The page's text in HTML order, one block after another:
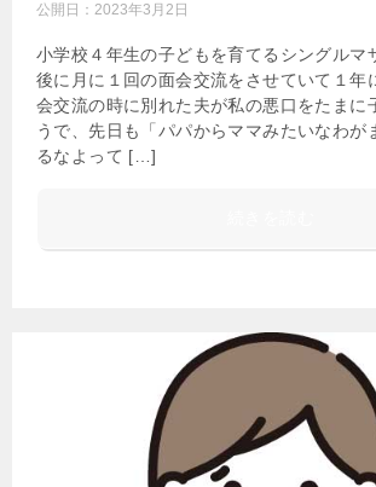
公開日： 2023年3月2日
小学校４年生の子どもを育てるシングルマ
後に月に１回の面会交流をさせていて１年
会交流の時に別れた夫が私の悪口をたまに
うで、先日も「パパからママみたいなわが
るなよって […]